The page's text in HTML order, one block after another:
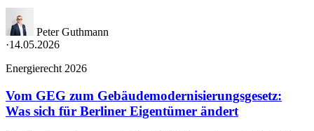
Peter Guthmann
·14.05.2026
Energierecht 2026
Vom GEG zum Gebäudemodernisierungsgesetz:
Was sich für Berliner Eigentümer ändert